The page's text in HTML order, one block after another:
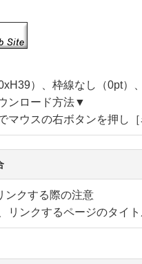
）、枠線なし（0pt）
ンロード方法▼
マウスの右ボタンを押し
ンクする際の注意
リンクするページのタイ